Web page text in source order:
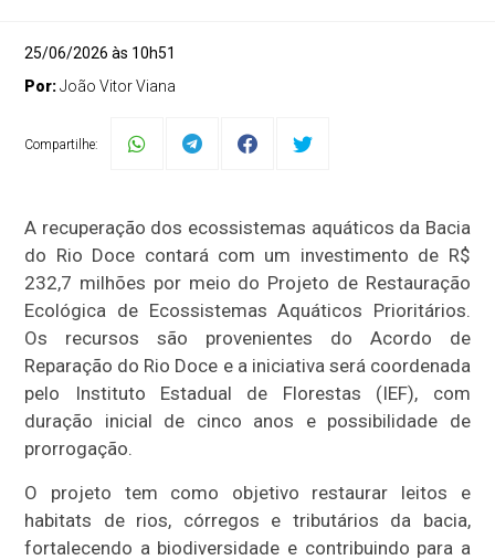
25/06/2026 às 10h51
Por:João Vitor Viana
Compartilhe:
A recuperação dos ecossistemas aquáticos da Bacia
do Rio Doce contará com um investimento de R$
232,7 milhões por meio do Projeto de Restauração
Ecológica de Ecossistemas Aquáticos Prioritários.
Os recursos são provenientes do Acordo de
Reparação do Rio Doce e a iniciativa será coordenada
pelo Instituto Estadual de Florestas (IEF), com
duração inicial de cinco anos e possibilidade de
prorrogação.
O projeto tem como objetivo restaurar leitos e
habitats de rios, córregos e tributários da bacia,
fortalecendo a biodiversidade e contribuindo para a